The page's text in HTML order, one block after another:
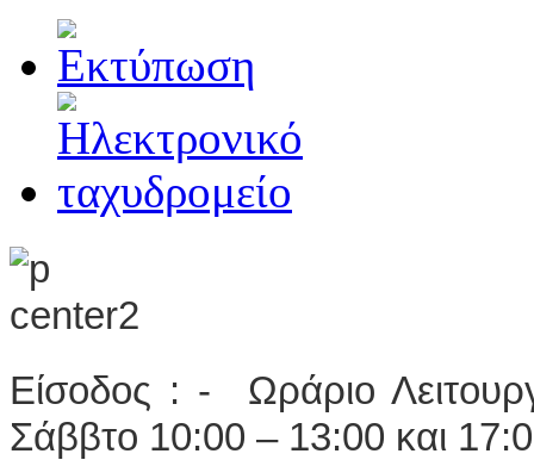
Είσοδος : - Ωράριο
Σάββτο 10:00 – 13:00 και